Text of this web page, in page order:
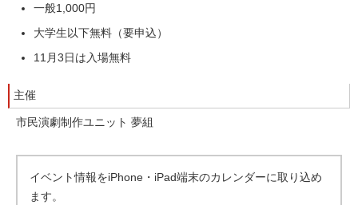
一般1,000円
大学生以下無料（要申込）
11月3日は入場無料
主催
市民演劇制作ユニット 夢組
イベント情報をiPhone・iPad端末のカレンダーに取り込め
ます。